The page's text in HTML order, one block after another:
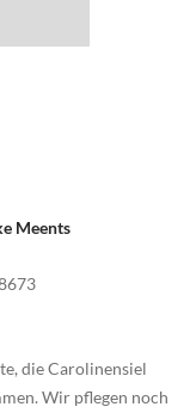
Meents
die Carolinensiel
Wir pflegen noch